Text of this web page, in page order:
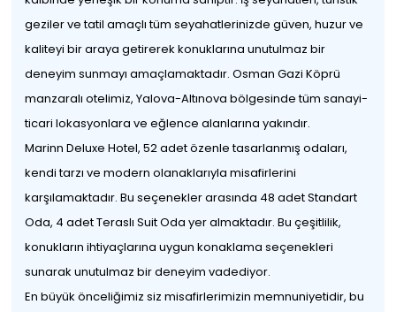
geziler ve tatil amaçlı tüm seyahatlerinizde güven, huzur ve
kaliteyi bir araya getirerek konuklarına unutulmaz bir
deneyim sunmayı amaçlamaktadır. Osman Gazi Köprü
manzaralı otelimiz, Yalova-Altınova bölgesinde tüm sanayi-
ticari lokasyonlara ve eğlence alanlarına yakındır.
Marinn Deluxe Hotel, 52 adet özenle tasarlanmış odaları,
kendi tarzı ve modern olanaklarıyla misafirlerini
karşılamaktadır. Bu seçenekler arasında 48 adet Standart
Oda, 4 adet Teraslı Suit Oda yer almaktadır. Bu çeşitlilik,
konukların ihtiyaçlarına uygun konaklama seçenekleri
sunarak unutulmaz bir deneyim vadediyor.
En büyük önceliğimiz siz misafirlerimizin memnuniyetidir, bu